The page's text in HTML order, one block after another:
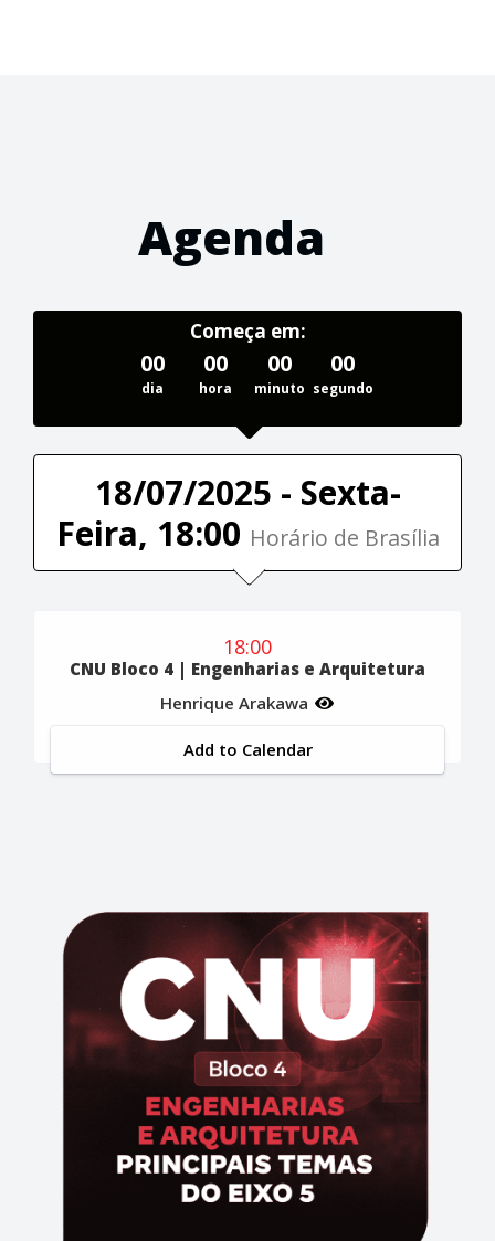
Agenda
Começa em:
00
dia
00
hora
00
minuto
00
segundo
18/07/2025 - Sexta-
Feira, 18:00 Horário de Brasília
18:00
CNU Bloco 4 | Engenharias e Arquitetura
Henrique Arakawa
Add to Calendar